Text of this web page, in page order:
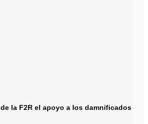
la F2R el apoyo a los damnificados